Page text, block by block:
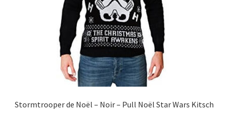
Stormtrooper de Noël – Noir – Pull Noël Star Wars Kitsch